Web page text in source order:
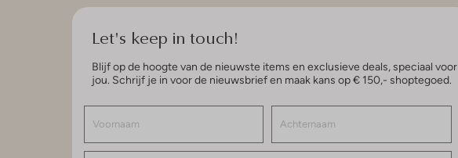
Let's keep in touch!
Blijf op de hoogte van de nieuwste items en exclusieve deals, speciaal voor
jou. Schrijf je in voor de nieuwsbrief en maak kans op € 150,- shoptegoed.